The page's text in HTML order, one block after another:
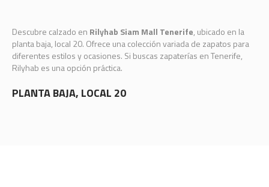
Descubre calzado en Rilyhab Siam Mall Tenerife, ubicado en la
planta baja, local 20. Ofrece una colección variada de zapatos para
diferentes estilos y ocasiones. Si buscas zapaterías en Tenerife,
Rilyhab es una opción práctica.
PLANTA BAJA, LOCAL 20